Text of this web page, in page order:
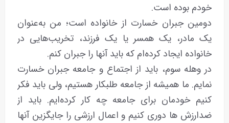
خودم بوده است.
دومین جبران خسارت از خانواده است؛ من به‌عنوان
یک مادر، یک همسر یا یک فرزند، تخریب‌هایی در
خانواده ایجاد کرده‌ام که باید آنها را جبران کنم.
در وهله سوم، باید از اجتماع و جامعه جبران خسارت
نمایم. ما همیشه از جامعه طلبکار هستیم، ولی باید فکر
کنیم خودمان برای جامعه چه کار کرده‌ایم. باید از
ضدارزش ها دوری کنیم و اعمال ارزشی را جایگزین آنها